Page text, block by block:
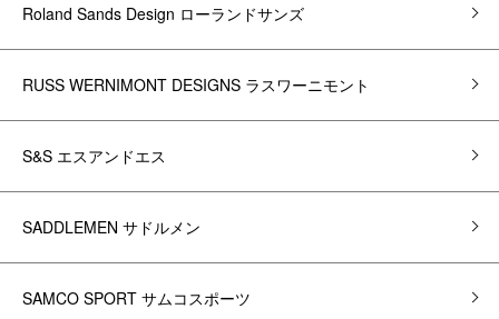
Roland Sands Design ローランドサンズ
RUSS WERNIMONT DESIGNS ラスワーニモント
S&S エスアンドエス
SADDLEMEN サドルメン
SAMCO SPORT サムコスポーツ